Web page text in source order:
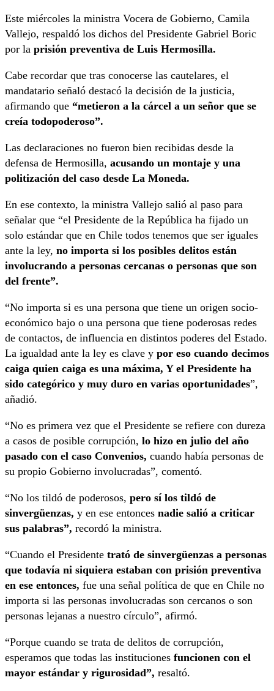
Este miércoles la ministra Vocera de Gobierno, Camila
Vallejo, respaldó los dichos del Presidente Gabriel Boric
por la prisión preventiva de Luis Hermosilla.
Cabe recordar que tras conocerse las cautelares, el
mandatario señaló destacó la decisión de la justicia,
afirmando que “metieron a la cárcel a un señor que se
creía todopoderoso”.
Las declaraciones no fueron bien recibidas desde la
defensa de Hermosilla, acusando un montaje y una
politización del caso desde La Moneda.
En ese contexto, la ministra Vallejo salió al paso para
señalar que “el Presidente de la República ha fijado un
solo estándar que en Chile todos tenemos que ser iguales
ante la ley, no importa si los posibles delitos están
involucrando a personas cercanas o personas que son
del frente”.
“No importa si es una persona que tiene un origen socio-
económico bajo o una persona que tiene poderosas redes
de contactos, de influencia en distintos poderes del Estado.
La igualdad ante la ley es clave y por eso cuando decimos
caiga quien caiga es una máxima, Y el Presidente ha
sido categórico y muy duro en varias oportunidades”,
añadió.
“No es primera vez que el Presidente se refiere con dureza
a casos de posible corrupción, lo hizo en julio del año
pasado con el caso Convenios, cuando había personas de
su propio Gobierno involucradas”, comentó.
“No los tildó de poderosos, pero sí los tildó de
sinvergüenzas, y en ese entonces nadie salió a criticar
sus palabras”, recordó la ministra.
“Cuando el Presidente trató de sinvergüenzas a personas
que todavía ni siquiera estaban con prisión preventiva
en ese entonces, fue una señal política de que en Chile no
importa si las personas involucradas son cercanos o son
personas lejanas a nuestro círculo”, afirmó.
“Porque cuando se trata de delitos de corrupción,
esperamos que todas las instituciones funcionen con el
mayor estándar y rigurosidad”, resaltó.